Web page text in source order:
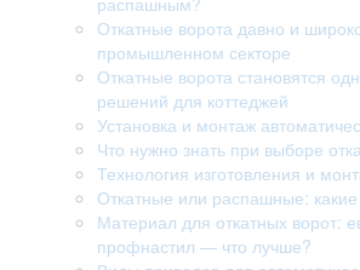
Откатные ворота давно и
промышленном секторе
Откатные ворота становятся
решений для коттеджей
Установка и монтаж
Что нужно знать при выборе
Технология изготовления и
Откатные или распашные:
Материал для откатных ворот:
профнастил — что лучше?